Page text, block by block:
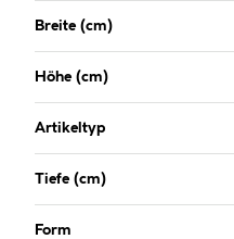
Breite (cm)
Höhe (cm)
Artikeltyp
Tiefe (cm)
Form